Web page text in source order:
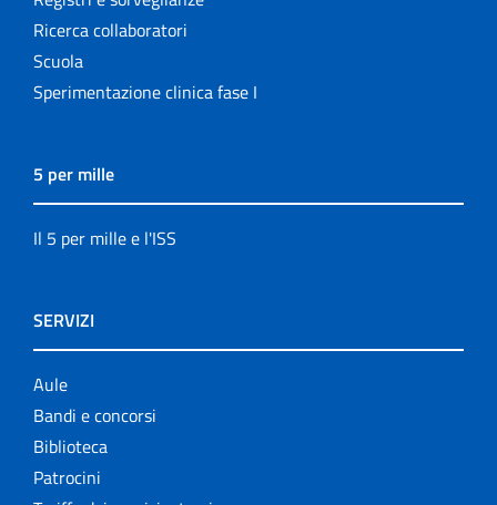
Ricerca collaboratori
Scuola
Sperimentazione clinica fase I
5 per mille
Il 5 per mille e l'ISS
SERVIZI
Aule
Bandi e concorsi
Biblioteca
Patrocini